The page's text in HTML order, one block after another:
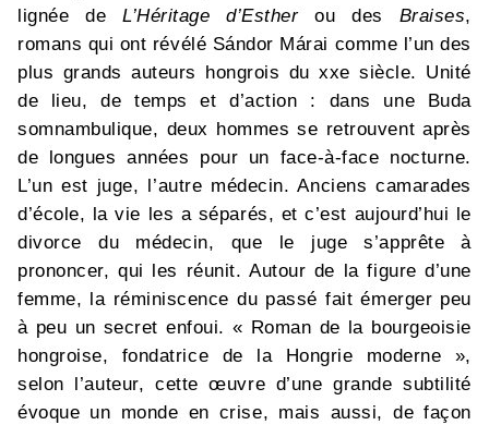
lignée de L’Héritage d’Estherou des Braises,
romans qui ont révélé Sándor Márai comme l’un des
plus grands auteurs hongrois du xxe siècle. Unité
de lieu, de temps et d’action : dans une Buda
somnambulique, deux hommes se retrouvent après
de longues années pour un face-à-face nocturne.
L’un est juge, l’autre médecin. Anciens camarades
d’école, la vie les a séparés, et c’est aujourd’hui le
divorce du médecin, que le juge s’apprête à
prononcer, qui les réunit. Autour de la figure d’une
femme, la réminiscence du passé fait émerger peu
à peu un secret enfoui. « Roman de la bourgeoisie
hongroise, fondatrice de la Hongrie moderne »,
selon l’auteur, cette œuvre d’une grande subtilité
évoque un monde en crise, mais aussi, de façon